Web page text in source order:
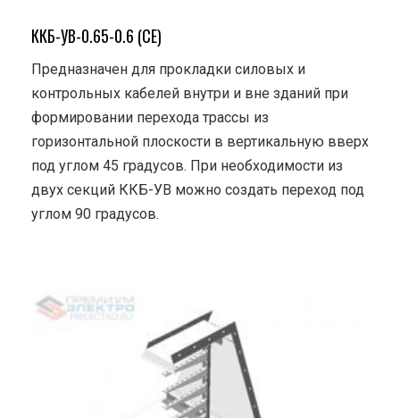
ККБ-УВ-0.65-0.6 (СЕ)
Предназначен для прокладки силовых и
контрольных кабелей внутри и вне зданий при
формировании перехода трассы из
горизонтальной плоскости в вертикальную вверх
под углом 45 градусов. При необходимости из
двух секций ККБ-УВ можно создать переход под
углом 90 градусов.